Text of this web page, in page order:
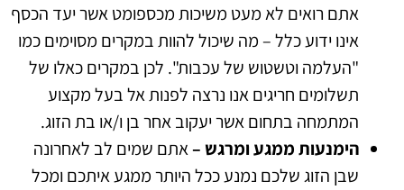
אתם רואים לא מעט משיכות מכספומט אשר יעד הכסף
אינו ידוע כלל – מה שיכול להוות במקרים מסוימים כמו
"העלמה וטשטוש של עכבות". לכן במקרים כאלו של
תשלומים חריגים אנו נרצה לפנות אל בעל מקצוע
המתמחה בתחום אשר יעקוב אחר בן ו/או בת הזוג.
הימנעות ממגע ומרגש –אתם שמים לב לאחרונה
שבן הזוג שלכם נמנע ככל היותר ממגע איתכם ומכל